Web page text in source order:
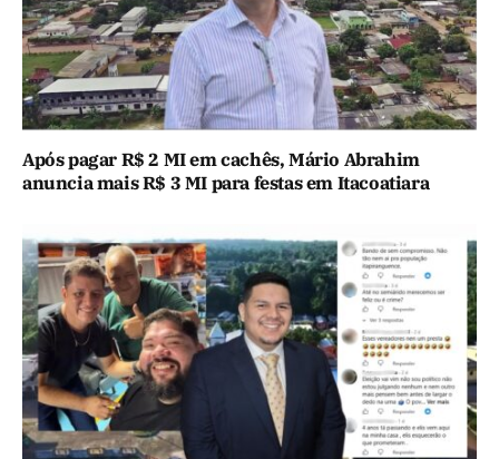
Após pagar R$ 2 MI em cachês, Mário Abrahim
anuncia mais R$ 3 MI para festas em Itacoatiara